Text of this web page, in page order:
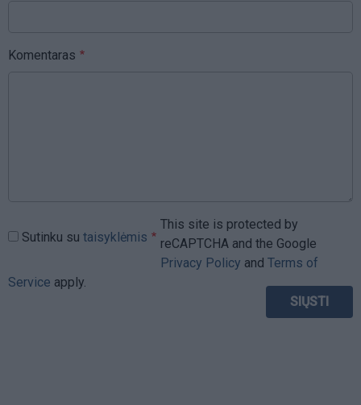
Komentaras
Sutinku su taisyklėmis
This site is protected by
reCAPTCHA and the Google
Privacy Policy and Terms of
Service apply.